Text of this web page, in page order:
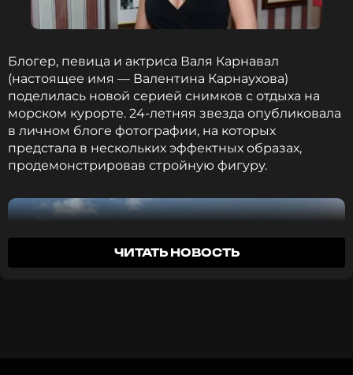
улыбкой. Жизнь продолжается, надо идти
вперед», – отметили поклонники
Фото: Сергей Виноградов/ТАСС
Читайте нас в ВКонтакте, чтобы
оставаться в курсе событий
ПОДПИСАТЬСЯ
Блогер, певица и актриса Валя Карнавал
(настоящее имя — Валентина Карнаухова)
поделилась новой серией снимков с отдыха на
морском курорте. 24-летняя звезда опубликовала
в личном блоге фотографии, на которых
предстала в нескольких эффектных образах,
продемонстрировав стройную фигуру.
ЧИТАТЬ НОВОСТЬ